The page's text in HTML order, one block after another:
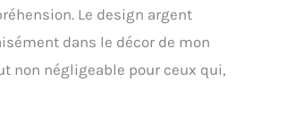
cushion adds to the comfort of
you are tall, you should push
Generally, our exercise bike is
Convenient Home Workout
Le design argent
dans le décor de mon
non négligeable pour ceux qui,